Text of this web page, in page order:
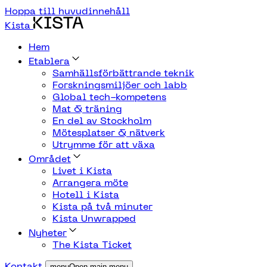
Hoppa till huvudinnehåll
Kista
Hem
Etablera
Samhällsförbättrande teknik
Forskningsmiljöer och labb
Global tech-kompetens
Mat & träning
En del av Stockholm
Mötesplatser & nätverk
Utrymme för att växa
Området
Livet i Kista
Arrangera möte
Hotell i Kista
Kista på två minuter
Kista Unwrapped
Nyheter
The Kista Ticket